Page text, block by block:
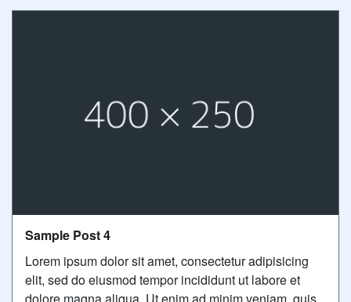
Sample Post 4
Lorem ipsum dolor sit amet, consectetur adipisicing
elit, sed do eiusmod tempor incididunt ut labore et